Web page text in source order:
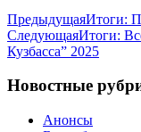
ПредыдущаяИтоги:
СледующаяИтоги:
Кузбасса” 2025
Новостные
Анонсы